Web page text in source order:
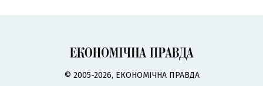
© 2005-2026, ЕКОНОМІЧНА ПРАВДА